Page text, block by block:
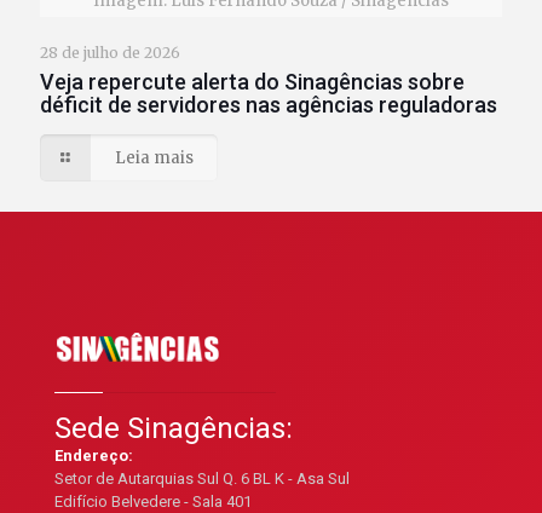
28 de julho de 2026
Veja repercute alerta do Sinagências sobre
déficit de servidores nas agências reguladoras
Leia mais
Sede Sinagências:
Endereço:
Setor de Autarquias Sul Q. 6 BL K - Asa Sul
Edifício Belvedere - Sala 401